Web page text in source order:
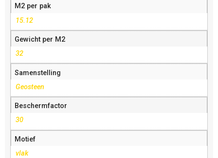
M2 per pak
15.12
Gewicht per M2
32
Samenstelling
Geosteen
Beschermfactor
30
Motief
vlak